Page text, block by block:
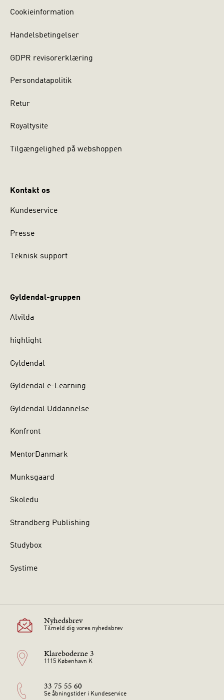
Cookieinformation
Handelsbetingelser
GDPR revisorerklæring
Persondatapolitik
Retur
Royaltysite
Tilgængelighed på webshoppen
Kontakt os
Kundeservice
Presse
Teknisk support
Gyldendal-gruppen
Alvilda
highlight
Gyldendal
Gyldendal e-Learning
Gyldendal Uddannelse
Konfront
MentorDanmark
Munksgaard
Skoledu
Strandberg Publishing
Studybox
Systime
Nyhedsbrev
Tilmeld dig vores nyhedsbrev
Klareboderne 3
1115 København K
33 75 55 60
Se åbningstider i Kundeservice